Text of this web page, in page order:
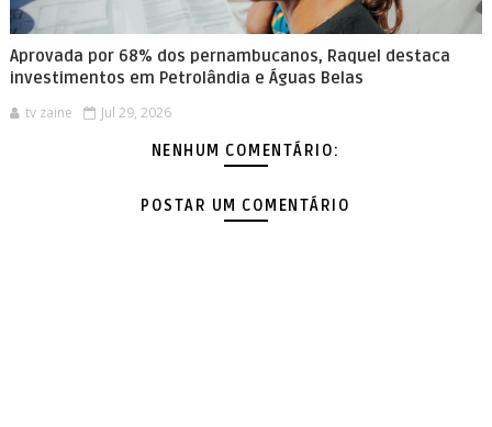
Aprovada por 68% dos pernambucanos, Raquel destaca
investimentos em Petrolândia e Águas Belas
tv zaine Jul 29, 2026
NENHUM COMENTÁRIO:
POSTAR UM COMENTÁRIO